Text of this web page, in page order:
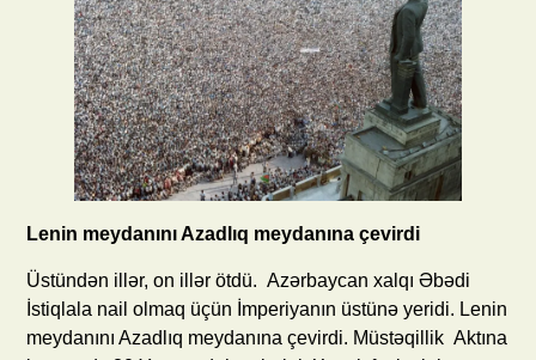
Lenin meydanını Azadlıq meydanına çevirdi
Üstündən illər, on illər ötdü. Azərbaycan xalqı Əbədi
İstiqlala nail olmaq üçün İmperiyanın üstünə yeridi. Lenin
meydanını Azadlıq meydanına çevirdi. Müstəqillik Aktına